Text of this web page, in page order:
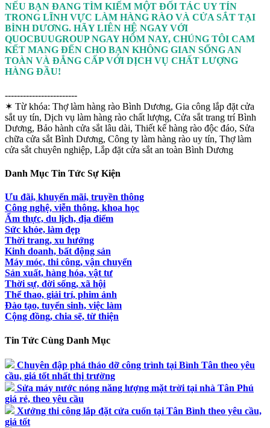
NẾU BẠN ĐANG TÌM KIẾM MỘT ĐỐI TÁC UY TÍN
TRONG LĨNH VỰC LÀM HÀNG RÀO VÀ CỬA SẮT TẠI
BÌNH DƯƠNG. HÃY LIÊN HỆ NGAY VỚI
QUOCBUUGROUP NGAY HÔM NAY, CHÚNG TÔI CAM
KẾT MANG ĐẾN CHO BẠN KHÔNG GIAN SỐNG AN
TOÀN VÀ ĐẲNG CẤP VỚI DỊCH VỤ CHẤT LƯỢNG
HÀNG ĐẦU!
------------------------
✶ Từ khóa: Thợ làm hàng rào Bình Dương, Gia công lắp đặt cửa
sắt uy tín, Dịch vụ làm hàng rào chất lượng, Cửa sắt trang trí Bình
Dương, Bảo hành cửa sắt lâu dài, Thiết kế hàng rào độc đáo, Sửa
chữa cửa sắt Bình Dương, Công ty làm hàng rào uy tín, Thợ làm
cửa sắt chuyên nghiệp, Lắp đặt cửa sắt an toàn Bình Dương
Danh Mục Tin Tức Sự Kiện
Ưu đãi, khuyến mãi, truyền thông
Công nghệ, viễn thông, khoa học
Ẩm thực, du lịch, địa điểm
Sức khỏe, làm đẹp
Thời trang, xu hướng
Kinh doanh, bất động sản
Máy móc, thi công, vận chuyển
Sản xuất, hàng hóa, vật tư
Thời sự, đời sống, xã hội
Thể thao, giải trí, phim ảnh
Đào tạo, tuyển sinh, việc làm
Cộng đồng, chia sẽ, từ thiện
Tin Tức Cùng Danh Mục
Chuyên đập phá tháo dỡ công trình tại Bình Tân theo yêu
cầu, giá tốt nhất thị trường
Sửa máy nước nóng năng lượng mặt trời tại nhà Tân Phú
giá rẻ, theo yêu cầu
Xưởng thi công lắp đặt cửa cuốn tại Tân Bình theo yêu cầu,
giá tốt